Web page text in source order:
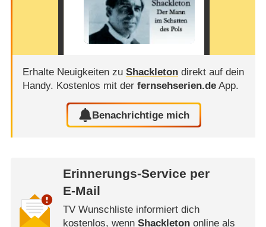
Erhalte Neuigkeiten zu Shackletondirekt auf dein
Handy. Kostenlos mit der fernsehserien.deApp.
Benachrichtige mich
Erinnerungs-Service per
E-Mail
TV Wunschliste informiert dich
kostenlos, wenn Shackletononline als